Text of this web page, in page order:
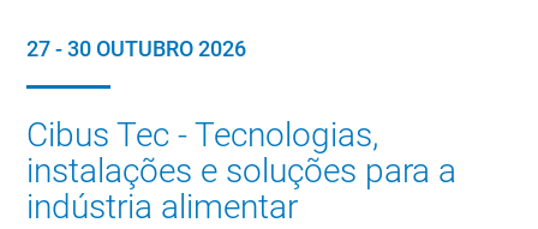
27 - 30 OUTUBRO 2026
Cibus Tec - Tecnologias,
instalações e soluções para a
indústria alimentar